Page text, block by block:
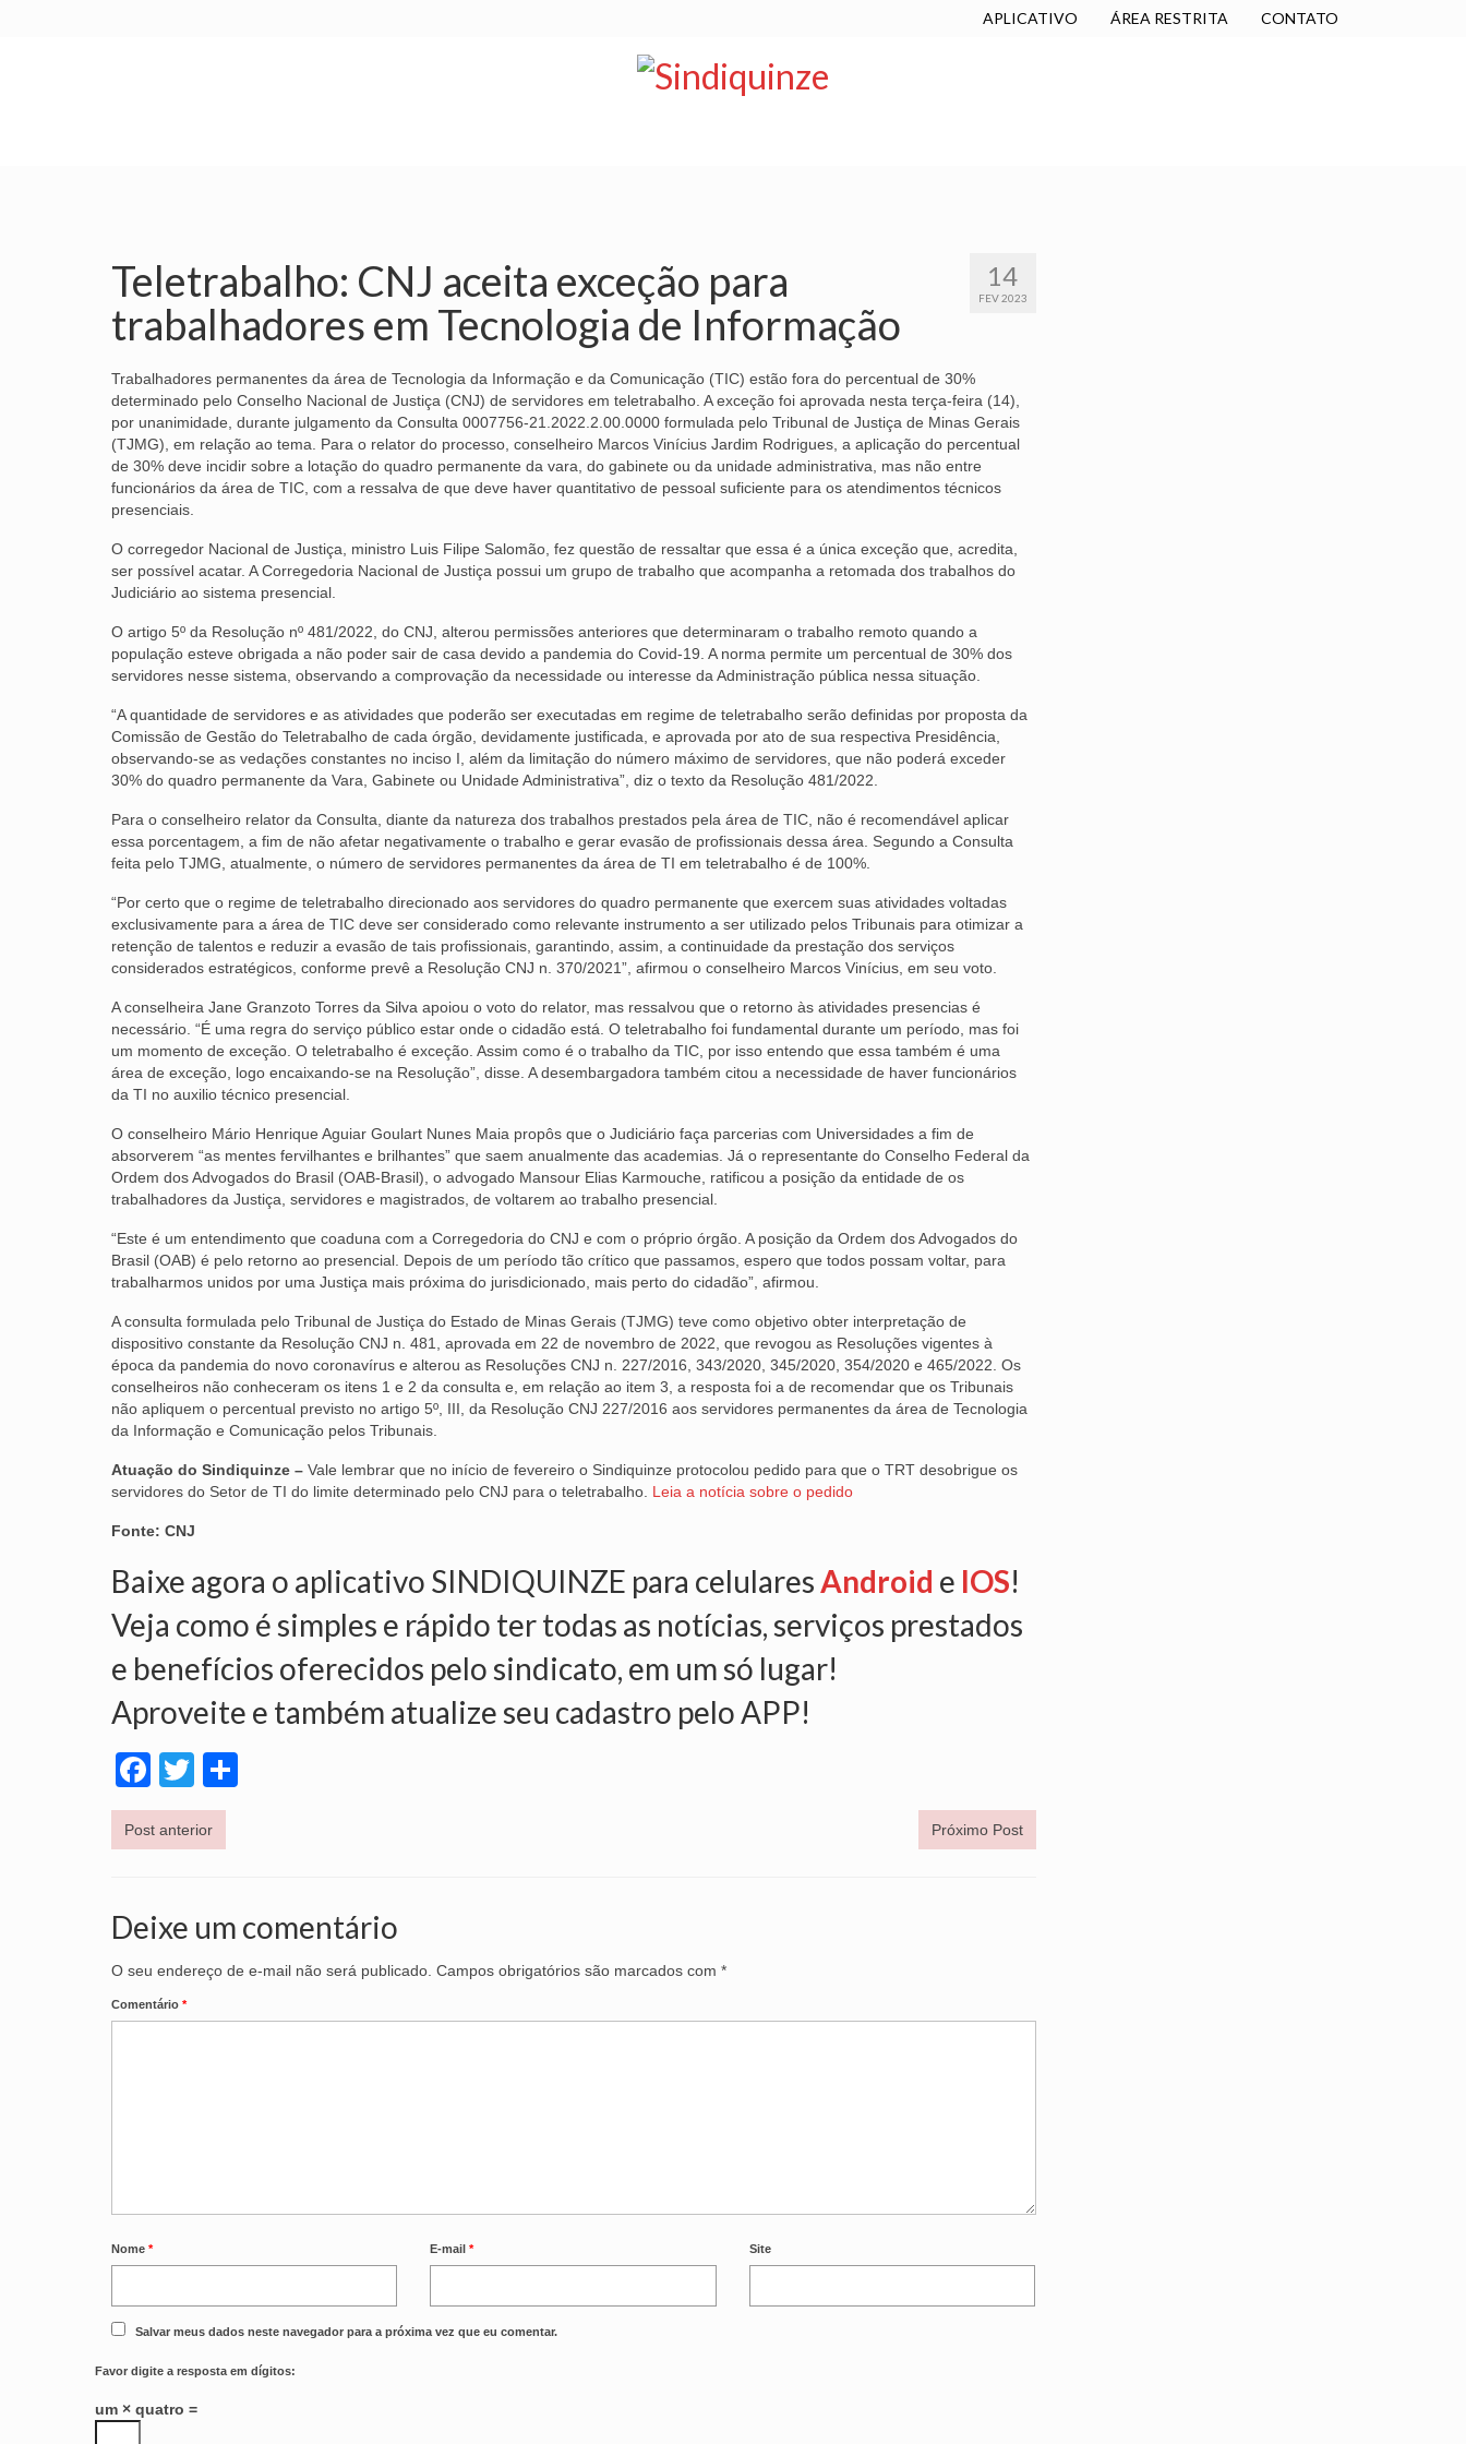
APLICATIVO ÁREA RESTRITA CONTATO
14
FEV 2023
Teletrabalho: CNJ aceita exceção para
trabalhadores em Tecnologia de Informação
Trabalhadores permanentes da área de Tecnologia da Informação e da Comunicação (TIC) estão fora do percentual de 30%
determinado pelo Conselho Nacional de Justiça (CNJ) de servidores em teletrabalho. A exceção foi aprovada nesta terça-feira (14),
por unanimidade, durante julgamento da Consulta 0007756-21.2022.2.00.0000 formulada pelo Tribunal de Justiça de Minas Gerais
(TJMG), em relação ao tema. Para o relator do processo, conselheiro Marcos Vinícius Jardim Rodrigues, a aplicação do percentual
de 30% deve incidir sobre a lotação do quadro permanente da vara, do gabinete ou da unidade administrativa, mas não entre
funcionários da área de TIC, com a ressalva de que deve haver quantitativo de pessoal suficiente para os atendimentos técnicos
presenciais.
O corregedor Nacional de Justiça, ministro Luis Filipe Salomão, fez questão de ressaltar que essa é a única exceção que, acredita,
ser possível acatar. A Corregedoria Nacional de Justiça possui um grupo de trabalho que acompanha a retomada dos trabalhos do
Judiciário ao sistema presencial.
O artigo 5º da Resolução nº 481/2022, do CNJ, alterou permissões anteriores que determinaram o trabalho remoto quando a
população esteve obrigada a não poder sair de casa devido a pandemia do Covid-19. A norma permite um percentual de 30% dos
servidores nesse sistema, observando a comprovação da necessidade ou interesse da Administração pública nessa situação.
“A quantidade de servidores e as atividades que poderão ser executadas em regime de teletrabalho serão definidas por proposta da
Comissão de Gestão do Teletrabalho de cada órgão, devidamente justificada, e aprovada por ato de sua respectiva Presidência,
observando-se as vedações constantes no inciso I, além da limitação do número máximo de servidores, que não poderá exceder
30% do quadro permanente da Vara, Gabinete ou Unidade Administrativa”, diz o texto da Resolução 481/2022.
Para o conselheiro relator da Consulta, diante da natureza dos trabalhos prestados pela área de TIC, não é recomendável aplicar
essa porcentagem, a fim de não afetar negativamente o trabalho e gerar evasão de profissionais dessa área. Segundo a Consulta
feita pelo TJMG, atualmente, o número de servidores permanentes da área de TI em teletrabalho é de 100%.
“Por certo que o regime de teletrabalho direcionado aos servidores do quadro permanente que exercem suas atividades voltadas
exclusivamente para a área de TIC deve ser considerado como relevante instrumento a ser utilizado pelos Tribunais para otimizar a
retenção de talentos e reduzir a evasão de tais profissionais, garantindo, assim, a continuidade da prestação dos serviços
considerados estratégicos, conforme prevê a Resolução CNJ n. 370/2021”, afirmou o conselheiro Marcos Vinícius, em seu voto.
A conselheira Jane Granzoto Torres da Silva apoiou o voto do relator, mas ressalvou que o retorno às atividades presencias é
necessário. “É uma regra do serviço público estar onde o cidadão está. O teletrabalho foi fundamental durante um período, mas foi
um momento de exceção. O teletrabalho é exceção. Assim como é o trabalho da TIC, por isso entendo que essa também é uma
área de exceção, logo encaixando-se na Resolução”, disse. A desembargadora também citou a necessidade de haver funcionários
da TI no auxilio técnico presencial.
O conselheiro Mário Henrique Aguiar Goulart Nunes Maia propôs que o Judiciário faça parcerias com Universidades a fim de
absorverem “as mentes fervilhantes e brilhantes” que saem anualmente das academias. Já o representante do Conselho Federal da
Ordem dos Advogados do Brasil (OAB-Brasil), o advogado Mansour Elias Karmouche, ratificou a posição da entidade de os
trabalhadores da Justiça, servidores e magistrados, de voltarem ao trabalho presencial.
“Este é um entendimento que coaduna com a Corregedoria do CNJ e com o próprio órgão. A posição da Ordem dos Advogados do
Brasil (OAB) é pelo retorno ao presencial. Depois de um período tão crítico que passamos, espero que todos possam voltar, para
trabalharmos unidos por uma Justiça mais próxima do jurisdicionado, mais perto do cidadão”, afirmou.
A consulta formulada pelo Tribunal de Justiça do Estado de Minas Gerais (TJMG) teve como objetivo obter interpretação de
dispositivo constante da Resolução CNJ n. 481, aprovada em 22 de novembro de 2022, que revogou as Resoluções vigentes à
época da pandemia do novo coronavírus e alterou as Resoluções CNJ n. 227/2016, 343/2020, 345/2020, 354/2020 e 465/2022. Os
conselheiros não conheceram os itens 1 e 2 da consulta e, em relação ao item 3, a resposta foi a de recomendar que os Tribunais
não apliquem o percentual previsto no artigo 5º, III, da Resolução CNJ 227/2016 aos servidores permanentes da área de Tecnologia
da Informação e Comunicação pelos Tribunais.
Atuação do Sindiquinze – Vale lembrar que no início de fevereiro o Sindiquinze protocolou pedido para que o TRT desobrigue os
servidores do Setor de TI do limite determinado pelo CNJ para o teletrabalho. Leia a notícia sobre o pedido
Fonte: CNJ
Baixe agora o aplicativo SINDIQUINZE para celularesAndroid e IOS!
Veja como é simples e rápido ter todas as notícias, serviços prestados
e benefícios oferecidos pelo sindicato, em um só lugar!
Aproveite e também atualize seu cadastro pelo APP!
Facebook
Twitter
Post anterior Próximo Post
Deixe um comentário
O seu endereço de e-mail não será publicado. Campos obrigatórios são marcados com *
Comentário *
Nome * E-mail* Site
Salvar meus dados neste navegador para a próxima vez que eu comentar.
Favor digite a resposta em dígitos:
um × quatro =